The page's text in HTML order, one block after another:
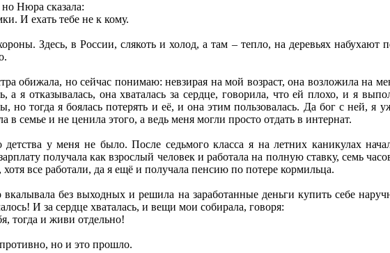
Нюра сказала:
И ехать тебе не к кому.
Здесь, в России, слякоть и холод, а там – тепло, на деревьях
обижала, но сейчас понимаю: невзирая на мой возраст, она возложила на
а я отказывалась, она хваталась за сердце, говорила, что ей плохо, и я
но тогда я боялась потерять и её, и она этим пользовалась. Да бог с ней,
в семье и не ценила этого, а ведь меня могли просто отдать в интернат.
у меня не было. После седьмого класса я на летних каникулах
получала как взрослый человек и работала на полную ставку, семь
хотя все работали, да я ещё и получала пенсию по потере кормильца.
без выходных и решила на заработанные деньги купить себе
И за сердце хваталась, и вещи мои собирала, говоря:
тогда и живи отдельно!
но и это прошло.